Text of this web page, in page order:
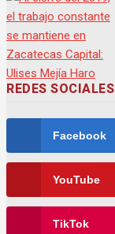
REDES SOCIALES
Facebook
YouTube
TikTok